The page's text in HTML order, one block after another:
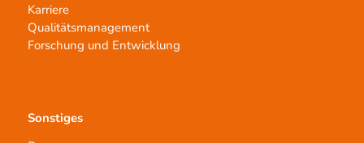
Karriere
Qualitätsmanagement
Forschung und Entwicklung
Sonstiges